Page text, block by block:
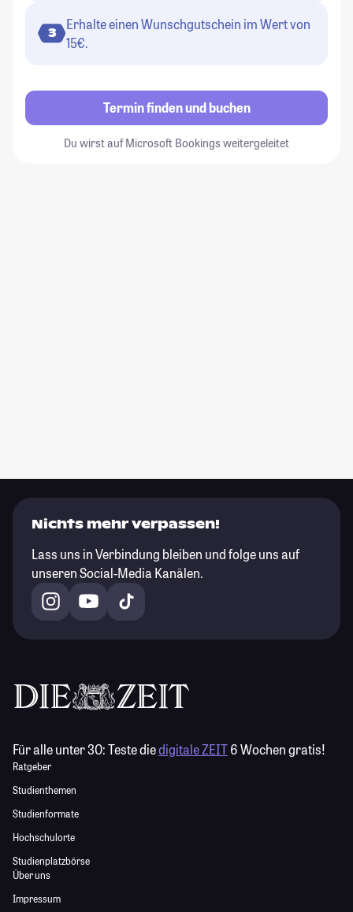
3
Erhalte einen Wunschgutschein im Wert von
15€.
Termin finden und buchen
Du wirst auf Microsoft Bookings weitergeleitet
Nichts mehr verpassen!
Lass uns in Verbindung bleiben und folge uns auf
unseren Social-Media Kanälen.
Für alle unter 30:Teste diedigitale ZEIT6 Wochen gratis!
Ratgeber
Studienthemen
Studienformate
Hochschulorte
Studienplatzbörse
Über uns
Impressum